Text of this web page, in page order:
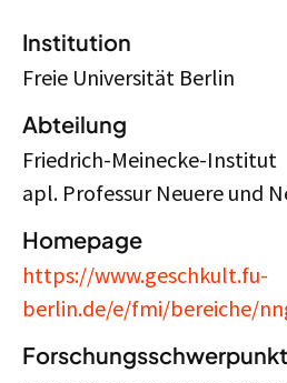
Institution
Freie Universität Berlin
Abteilung
Friedrich-Meinecke-Institut
apl. Professur Neuere und
Homepage
https://www.geschkult.fu-
berlin.de/e/fmi/bereiche/